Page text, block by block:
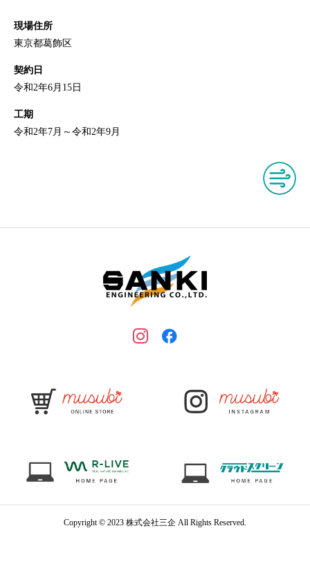
現場住所
東京都葛飾区
契約日
令和2年6月15日
工期
令和2年7月～令和2年9月
Copyright © 2023 株式会社三企 All Rights Reserved.